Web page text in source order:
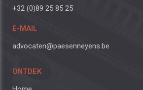
+32 (0)89 25 85 25
E-MAIL
advocaten@paesenneyens.be
ONTDEK